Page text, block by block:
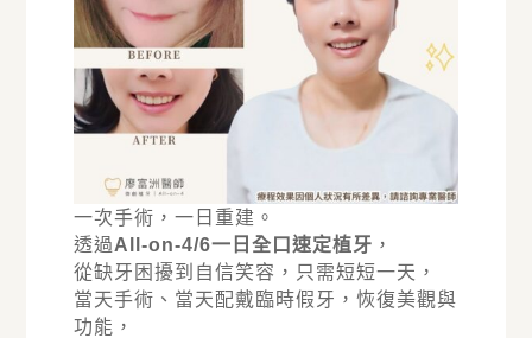
一次手術，一日重建。
透過All-on-4/6一日全口速定植牙 ，
從缺牙困擾到自信笑容，只需短短一天，
當天手術、當天配戴臨時假牙，恢復美觀與
功能，